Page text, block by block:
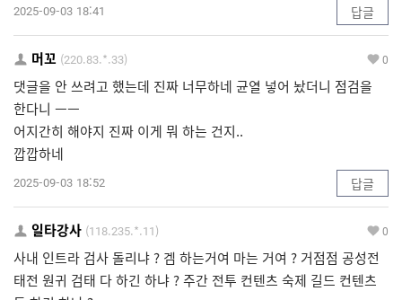
2025-09-03 18:41 답글
머꼬 (220.83.*.33) 0
댓글을 안 쓰려고 했는데 진짜 너무하네 균열 넣어 놨더니 점검을
한다니 ㅡㅡ
어지간히 해야지 진짜 이게 뭐 하는 건지..
깝깝하네
2025-09-03 18:52 답글
일타강사 (118.235.*.11) 0
사내 인트라 검사 돌리냐 ? 겜 하는거여 마는 거여 ? 거점점 공성전
태전 원귀 검태 다 하긴 하냐 ? 주간 전투 컨텐츠 숙제 길드 컨텐츠